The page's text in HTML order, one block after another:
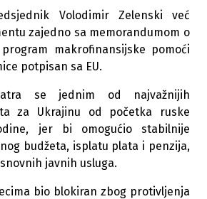
Volodimir Zelenski već
zajedno sa memorandumom o
makrofinansijske pomoći
potpisan sa EU.
se jednim od najvažnijih
za Ukrajinu od početka ruske
jer bi omogućio stabilnije
budžeta, isplatu plata i penzija,
javnih usluga.
bio blokiran zbog protivljenja